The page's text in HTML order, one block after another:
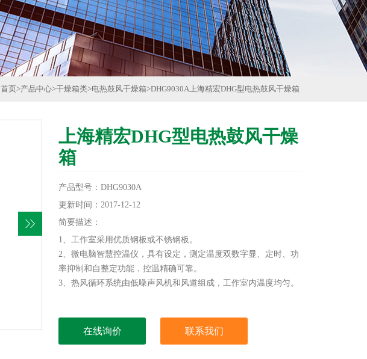
首页>产品中心>干燥箱类>电热鼓风干燥箱>DHG9030A上海精宏DHG型电热鼓风干燥箱
上海精宏DHG型电热鼓风干燥
箱
产品型号：DHG9030A
更新时间：2017-12-12
简要描述：
1、工作室采用优质钢板或不锈钢板。
2、微电脑智慧控温仪，具有设定，测定温度双数字显、定时、功
率抑制和自整定功能，控温精确可靠。
3、热风循环系统由低噪声风机和风道组成，工作室内温度均匀。
在线询价 联系我们